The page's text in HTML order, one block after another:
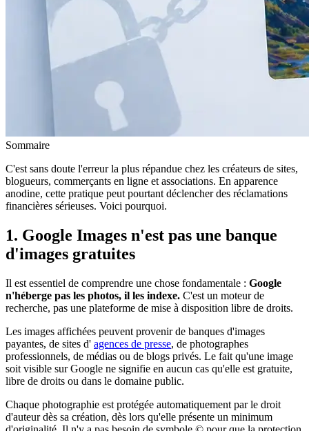
Sommaire
C'est sans doute l'erreur la plus répandue chez les créateurs de sites,
blogueurs, commerçants en ligne et associations. En apparence
anodine, cette pratique peut pourtant déclencher des réclamations
financières sérieuses. Voici pourquoi.
1. Google Images n'est pas une banque
d'images gratuites
Il est essentiel de comprendre une chose fondamentale : Google
n'héberge pas les photos, il les indexe. C'est un moteur de
recherche, pas une plateforme de mise à disposition libre de droits.
Les images affichées peuvent provenir de banques d'images
payantes, de sites d' agences de presse, de photographes
professionnels, de médias ou de blogs privés. Le fait qu'une image
soit visible sur Google ne signifie en aucun cas qu'elle est gratuite,
libre de droits ou dans le domaine public.
Chaque photographie est protégée automatiquement par le droit
d'auteur dès sa création, dès lors qu'elle présente un minimum